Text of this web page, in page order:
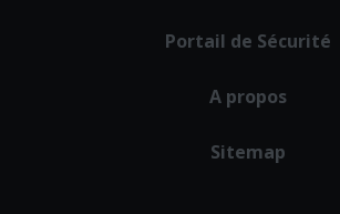
Portail de Sécurité
A propos
Sitemap